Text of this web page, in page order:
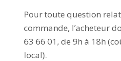
Pour toute question
commande, l’acheteur
63 66 01, de 9h à 18h
local).